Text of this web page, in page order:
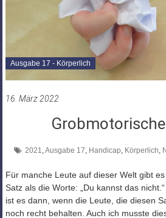
Ausgabe 17 - Körperlich
16. März 2022
2021 Ausgabe 17 Handicap Körperlich
Für manche Leute auf dieser Welt gibt
Satz als die Worte: „Du kannst das
ist es dann, wenn die Leute, die diesen
noch recht behalten. Auch ich musste